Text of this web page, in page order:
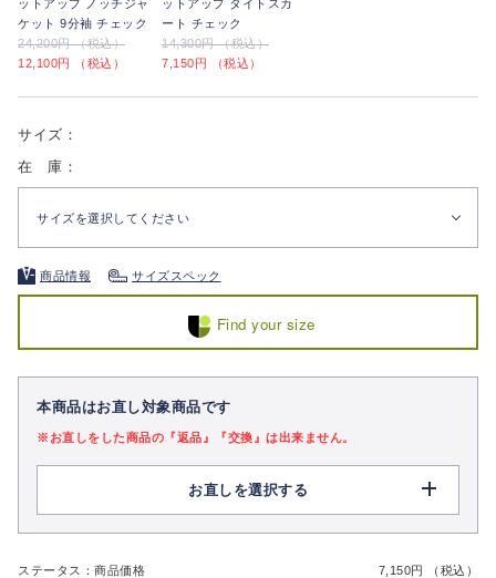
ットアップ ノッチジャ
ケット 9分袖 チェック
24,200円 （税込）
12,100円 （税込）
ットアップ タイトスカ
ート チェック
14,300円 （税込）
7,150円 （税込）
サイズ：
在 庫：
サイズを選択してください
商品情報 サイズスペック
Find your size
本商品はお直し対象商品です
※お直しをした商品の『返品』『交換』は出来ません。
お直しを選択する
ステータス：商品価格 7,150円 （税込）